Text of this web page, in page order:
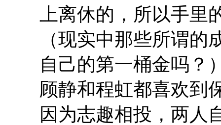
上离休的，所以手
（现实中那些所谓
自己的第一桶金吗？
顾静和程虹都喜欢到
因为志趣相投，两人